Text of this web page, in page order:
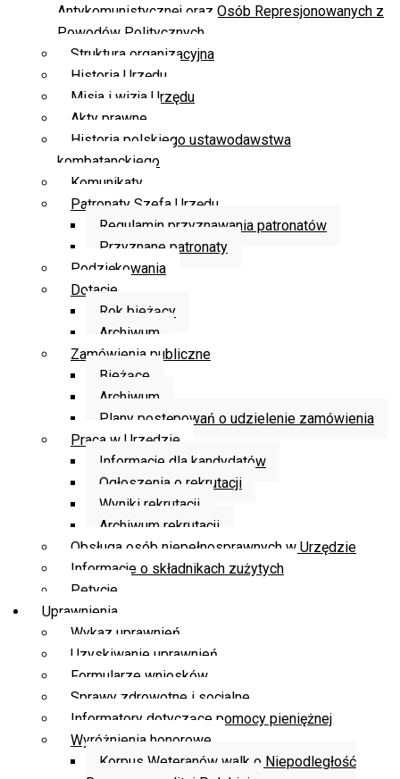
Antykomunistycznej oraz Osób Represjonowanych z
Powodów Politycznych
Struktura organizacyjna
Historia Urzędu
Misja i wizja Urzędu
Akty prawne
Historia polskiego ustawodawstwa
kombatanckiego
Komunikaty
Patronaty Szefa Urzędu
Regulamin przyznawania patronatów
Przyznane patronaty
Podziękowania
Dotacje
Rok bieżący
Archiwum
Zamówienia publiczne
Bieżące
Archiwum
Plany postępowań o udzielenie zamówienia
Praca w Urzędzie
Informacje dla kandydatów
Ogłoszenia o rekrutacji
Wyniki rekrutacji
Archiwum rekrutacji
Obsługa osób niepełnosprawnych w Urzędzie
Informacje o składnikach zużytych
Petycje
Uprawnienia
Wykaz uprawnień
Uzyskiwanie uprawnień
Formularze wniosków
Sprawy zdrowotne i socjalne
Informatory dotyczące pomocy pieniężnej
Wyróżnienia honorowe
Korpus Weteranów walk o Niepodległość